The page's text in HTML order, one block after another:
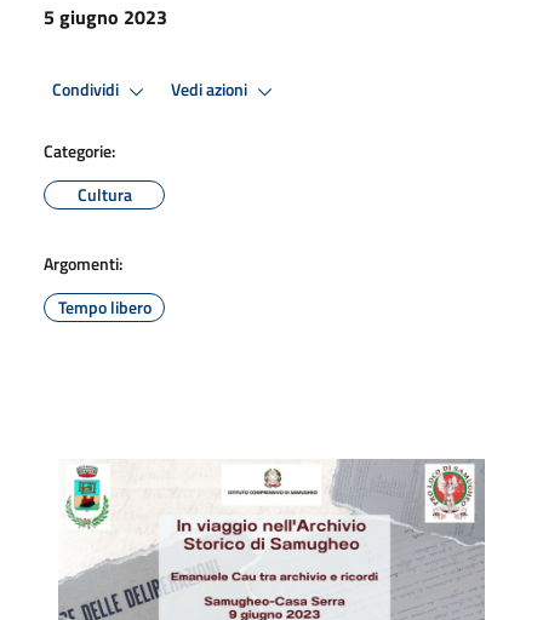
5 giugno 2023
Condividi Vedi azioni
Categorie:
Cultura
Argomenti:
Tempo libero